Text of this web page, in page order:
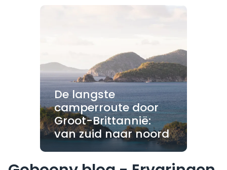
De langste
camperroute door
Groot-Brittannië:
van zuid naar noord